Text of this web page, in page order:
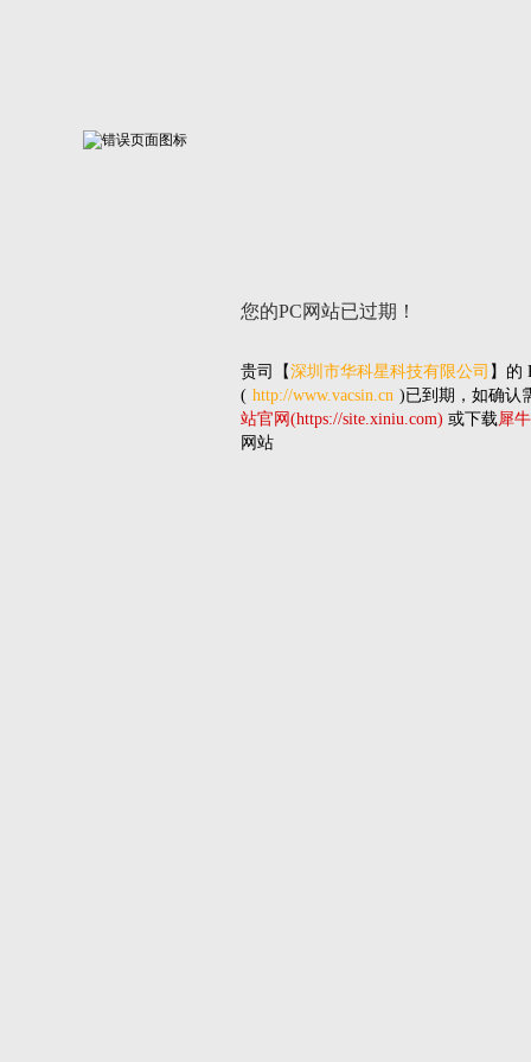
您的PC网站已过期！
贵司 【深圳市华科星科技有限公司 】的
( http://www.vacsin.cn )已到期，如确认
站官网(https://site.xiniu.com) 或下载犀
网站